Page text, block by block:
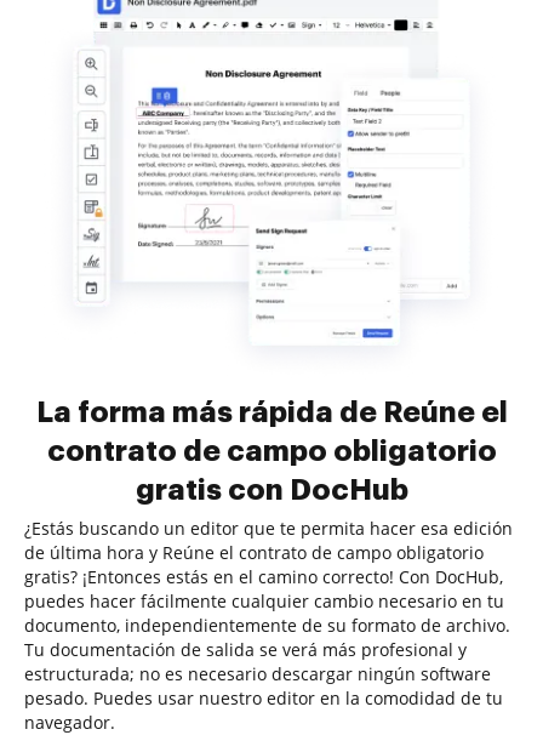
La forma más rápida de Reúne el
contrato de campo obligatorio
gratis con DocHub
¿Estás buscando un editor que te permita hacer esa edición
de última hora y Reúne el contrato de campo obligatorio
gratis? ¡Entonces estás en el camino correcto! Con DocHub,
puedes hacer fácilmente cualquier cambio necesario en tu
documento, independientemente de su formato de archivo.
Tu documentación de salida se verá más profesional y
estructurada; no es necesario descargar ningún software
pesado. Puedes usar nuestro editor en la comodidad de tu
navegador.